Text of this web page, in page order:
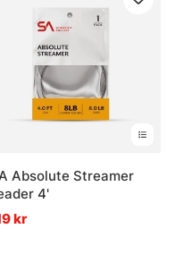
Absolute Streamer
4'
kr